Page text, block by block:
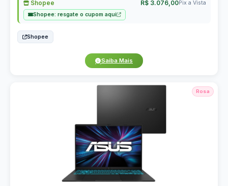
Shopee R$ 3.076,00Pix a Vista
Shopee: resgate o cupom aqui
Shopee
Saiba Mais
Rosa